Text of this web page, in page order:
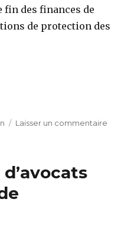
fin des finances de
de protection des
Laisser un commentaire